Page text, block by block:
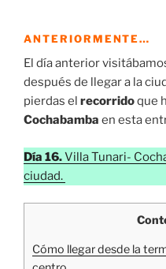
Cómo llegar
de La Paz al centro
Llegamos aLa Paz de
quedarnos desayunando
hasta que se hizo
autobuses de La Paz
podría decir que se
centro. En la puerta hay
la pena matarse a
sensación de que te